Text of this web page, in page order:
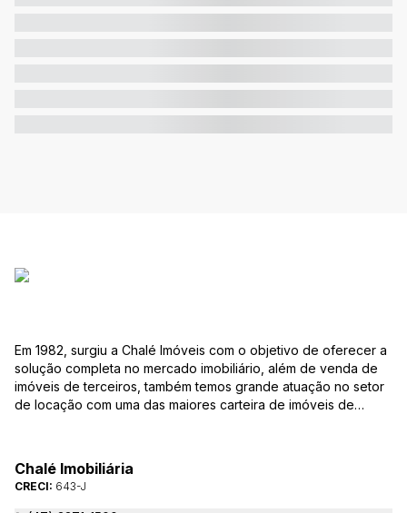
Em 1982, surgiu a Chalé Imóveis com o objetivo de oferecer a
solução completa no mercado imobiliário, além de venda de
imóveis de terceiros, também temos grande atuação no setor
de locação com uma das maiores carteira de imóveis de
Arte Imóveis. E também reavaliamos a nossa Missão, Visão e
Valores.
Chalé Imobiliária
CRECI: 643-J